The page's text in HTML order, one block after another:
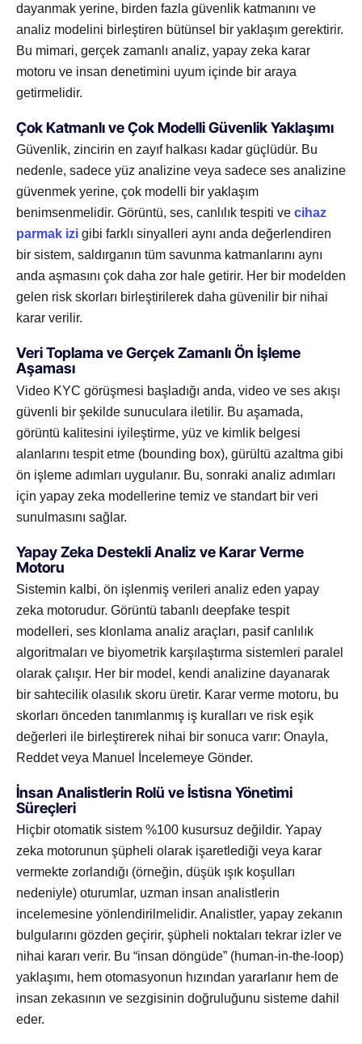
dayanmak yerine, birden fazla güvenlik katmanını ve
analiz modelini birleştiren bütünsel bir yaklaşım gerektirir.
Bu mimari, gerçek zamanlı analiz, yapay zeka karar
motoru ve insan denetimini uyum içinde bir araya
getirmelidir.
Çok Katmanlı ve Çok Modelli Güvenlik Yaklaşımı
Güvenlik, zincirin en zayıf halkası kadar güçlüdür. Bu
nedenle, sadece yüz analizine veya sadece ses analizine
güvenmek yerine, çok modelli bir yaklaşım
benimsenmelidir. Görüntü, ses, canlılık tespiti ve cihaz
parmak izi gibi farklı sinyalleri aynı anda değerlendiren
bir sistem, saldırganın tüm savunma katmanlarını aynı
anda aşmasını çok daha zor hale getirir. Her bir modelden
gelen risk skorları birleştirilerek daha güvenilir bir nihai
karar verilir.
Veri Toplama ve Gerçek Zamanlı Ön İşleme
Aşaması
Video KYC görüşmesi başladığı anda, video ve ses akışı
güvenli bir şekilde sunuculara iletilir. Bu aşamada,
görüntü kalitesini iyileştirme, yüz ve kimlik belgesi
alanlarını tespit etme (bounding box), gürültü azaltma gibi
ön işleme adımları uygulanır. Bu, sonraki analiz adımları
için yapay zeka modellerine temiz ve standart bir veri
sunulmasını sağlar.
Yapay Zeka Destekli Analiz ve Karar Verme
Motoru
Sistemin kalbi, ön işlenmiş verileri analiz eden yapay
zeka motorudur. Görüntü tabanlı deepfake tespit
modelleri, ses klonlama analiz araçları, pasif canlılık
algoritmaları ve biyometrik karşılaştırma sistemleri paralel
olarak çalışır. Her bir model, kendi analizine dayanarak
bir sahtecilik olasılık skoru üretir. Karar verme motoru, bu
skorları önceden tanımlanmış iş kuralları ve risk eşik
değerleri ile birleştirerek nihai bir sonuca varır: Onayla,
Reddet veya Manuel İncelemeye Gönder.
İnsan Analistlerin Rolü ve İstisna Yönetimi
Süreçleri
Hiçbir otomatik sistem %100 kusursuz değildir. Yapay
zeka motorunun şüpheli olarak işaretlediği veya karar
vermekte zorlandığı (örneğin, düşük ışık koşulları
nedeniyle) oturumlar, uzman insan analistlerin
incelemesine yönlendirilmelidir. Analistler, yapay zekanın
bulgularını gözden geçirir, şüpheli noktaları tekrar izler ve
nihai kararı verir. Bu “insan döngüde” (human-in-the-loop)
yaklaşımı, hem otomasyonun hızından yararlanır hem de
insan zekasının ve sezgisinin doğruluğunu sisteme dahil
eder.